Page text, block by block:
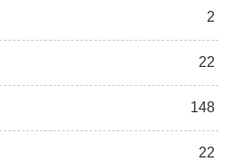
2
22
148
22